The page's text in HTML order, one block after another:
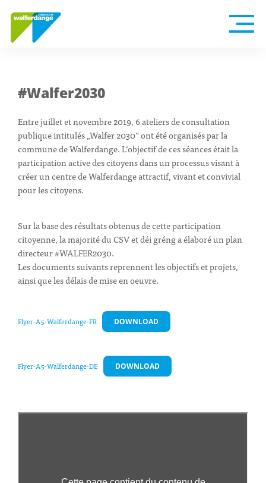
#Walfer2030
Entre juillet et novembre 2019, 6 ateliers de consultation
publique intitulés „Walfer 2030“ ont été organisés par la
commune de Walferdange. L‘objectif de ces séances était la
participation active des citoyens dans un processus visant à
créer un centre de Walferdange attractif, vivant et convivial
pour les citoyens.
Sur la base des résultats obtenus de cette participation
citoyenne, la majorité du CSV et déi gréng a élaboré un plan
directeur #WALFER2030.
Les documents suivants reprennent les objectifs et projets,
ainsi que les délais de mise en oeuvre.
Flyer-A5-Walferdange-FR DOWNLOAD
Flyer-A5-Walferdange-DE DOWNLOAD